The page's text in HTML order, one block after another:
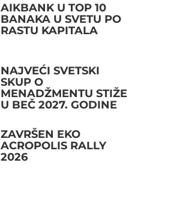
AIKBANK U TOP 10
BANAKA U SVETU PO
RASTU KAPITALA
NAJVEĆI SVETSKI
SKUP O
MENADŽMENTU STIŽE
U BEČ 2027. GODINE
ZAVRŠEN EKO
ACROPOLIS RALLY
2026